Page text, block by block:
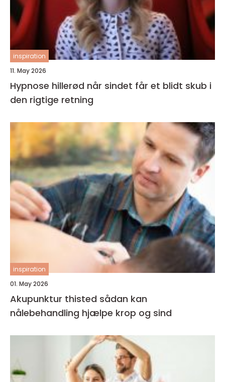
inspiration
11. May 2026
Hypnose hillerød når sindet får et blidt skub i
den rigtige retning
inspiration
01. May 2026
Akupunktur thisted sådan kan
nålebehandling hjælpe krop og sind